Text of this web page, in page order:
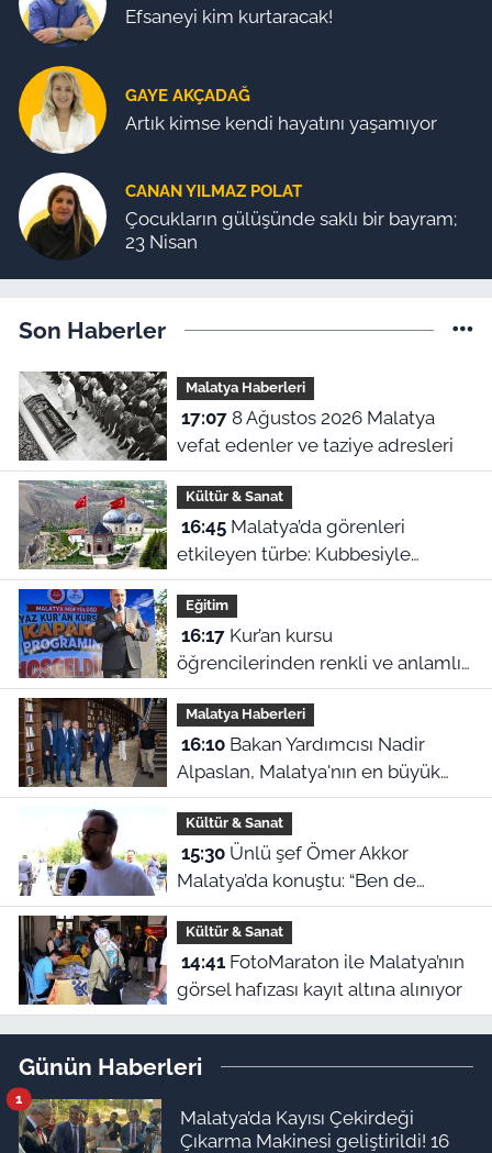
Efsaneyi kim kurtaracak!
GAYE AKÇADAĞ
Artık kimse kendi hayatını yaşamıyor
CANAN YILMAZ POLAT
Çocukların gülüşünde saklı bir bayram;
23 Nisan
Son Haberler
Malatya Haberleri
17:078 Ağustos 2026 Malatya
vefat edenler ve taziye adresleri
Kültür & Sanat
16:45Malatya’da görenleri
etkileyen türbe: Kubbesiyle
Kerbela’yı hatırlatıyor
Eğitim
16:17Kur’an kursu
öğrencilerinden renkli ve anlamlı
kapanış gösterisi
Malatya Haberleri
16:10Bakan Yardımcısı Nadir
Alpaslan, Malatya'nın en büyük
kütüphanesini inceledi
Kültür & Sanat
15:30Ünlü şef Ömer Akkor
Malatya’da konuştu: “Ben de
Malatyalı sayılırım”
Kültür & Sanat
14:41FotoMaraton ile Malatya’nın
görsel hafızası kayıt altına alınıyor
Günün Haberleri
Malatya’da Kayısı Çekirdeği
Çıkarma Makinesi geliştirildi! 16
1